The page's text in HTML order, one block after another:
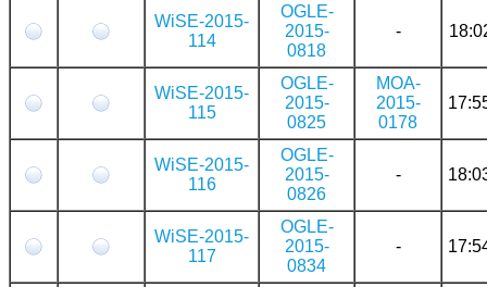
WiSE-2015-
114
OGLE-
2015-
0818
-
WiSE-2015-
115
OGLE-
2015-
0825
MOA-
2015-
0178
WiSE-2015-
116
OGLE-
2015-
0826
-
WiSE-2015-
117
OGLE-
2015-
0834
-